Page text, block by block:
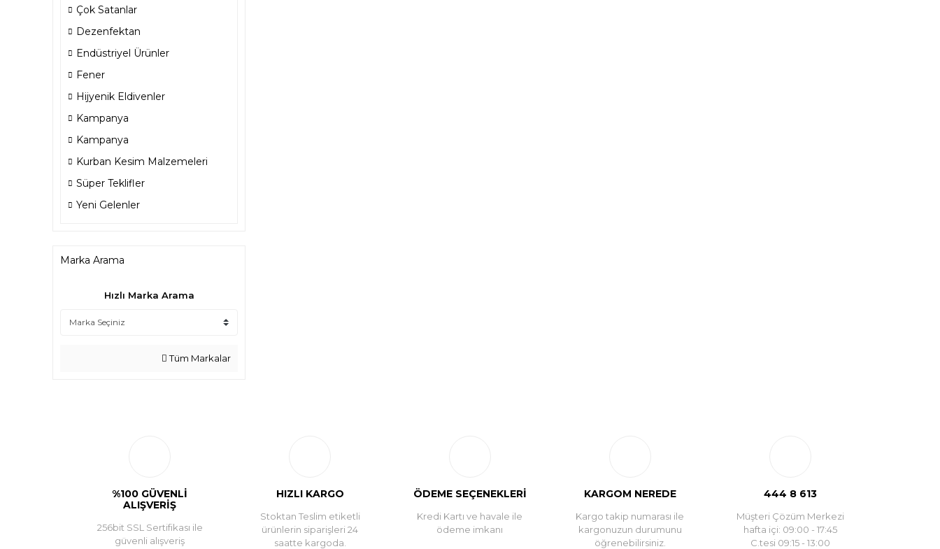
Çok Satanlar
Dezenfektan
Endüstriyel Ürünler
Fener
Hijyenik Eldivenler
Kampanya
Kampanya
Kurban Kesim Malzemeleri
Süper Teklifler
Yeni Gelenler
Marka Arama
Hızlı Marka Arama
Tüm Markalar
%100 GÜVENLİ
ALIŞVERİŞ
256bit SSL Sertifikası ile
güvenli alışveriş
HIZLI KARGO
Stoktan Teslim etiketli
ürünlerin siparişleri 24
saatte kargoda.
ÖDEME SEÇENEKLERİ
Kredi Kartı ve havale ile
ödeme imkanı
KARGOM NEREDE
Kargo takip numarası ile
kargonuzun durumunu
öğrenebilirsiniz.
444 8 613
Müşteri Çözüm Merkezi
hafta içi: 09:00 - 17:45
C.tesi 09:15 - 13:00